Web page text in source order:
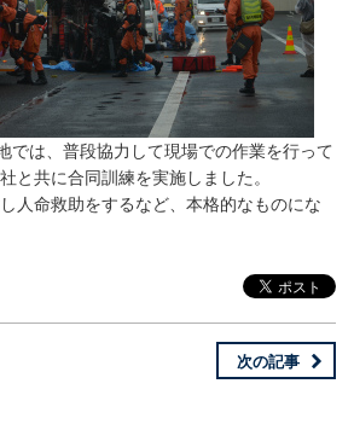
は、普段協力して現場での作業を行って
と共に合同訓練を実施しました。
人命救助をするなど、本格的なものにな
次の記事